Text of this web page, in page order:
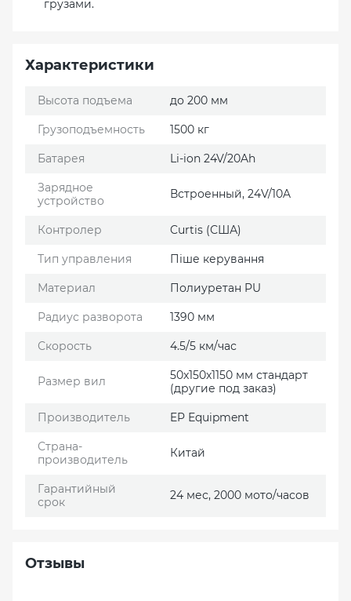
грузами.
Характеристики
Высота подъема до 200 мм
Грузоподъемность 1500 кг
Батарея Li-ion 24V/20Ah
Зарядное
устройство
Встроенный, 24V/10A
Контролер Curtis (США)
Тип управления Піше керування
Материал Полиуретан PU
Радиус разворота 1390 мм
Скорость 4.5/5 км/час
Размер вил
50x150x1150 мм стандарт
(другие под заказ)
Производитель EP Еquipment
Страна-
производитель
Китай
Гарантийный
срок
24 мес, 2000 мото/часов
Отзывы